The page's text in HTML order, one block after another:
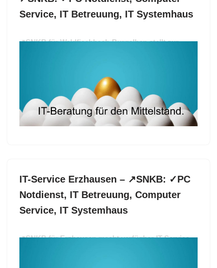
Service, IT Betreuung, IT Systemhaus
↗️SNKB für Waldfischbach-Burgalben stellt zur
Betreuung, ✓Computer Service, ✓IT-Service, ✓PC
Notdienst oder ✓IT Systemhaus? ➡️ SNKB, Ihr IT
Profi für 67714 Waldfischbach-Burgalben. Wir setzen
Ihre Ideen um ✉.
IT-Service Erzhausen – ↗️SNKB: ✓PC
Notdienst, IT Betreuung, Computer
Service, IT Systemhaus
↗️SNKB für Erzhausen macht verfügbar IT-Service